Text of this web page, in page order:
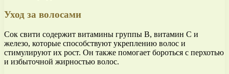
Уход за волосами
Сок свити содержит витамины группы В, витамин С и
железо, которые способствуют укреплению волос и
стимулируют их рост. Он также помогает бороться с перхотью
и избыточной жирностью волос.